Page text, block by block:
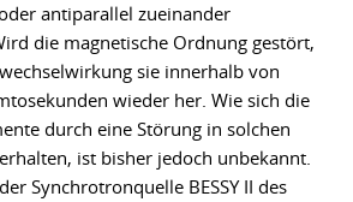
antiparallel zueinander
die magnetische Ordnung gestört,
sie innerhalb von
wieder her. Wie sich die
durch eine Störung in solchen
ist bisher jedoch unbekannt.
Synchrotronquelle BESSY II des